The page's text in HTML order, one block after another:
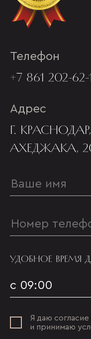
Телефон
+7 861 202-
Адрес
Г.
АХЕДЖАКА,
УДОБНОЕ ВРЕМЯ
с 09:00
Я даю согласие
и принимаю